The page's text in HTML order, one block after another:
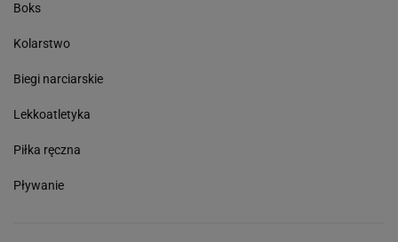
Boks
Kolarstwo
Biegi narciarskie
Lekkoatletyka
Piłka ręczna
Pływanie